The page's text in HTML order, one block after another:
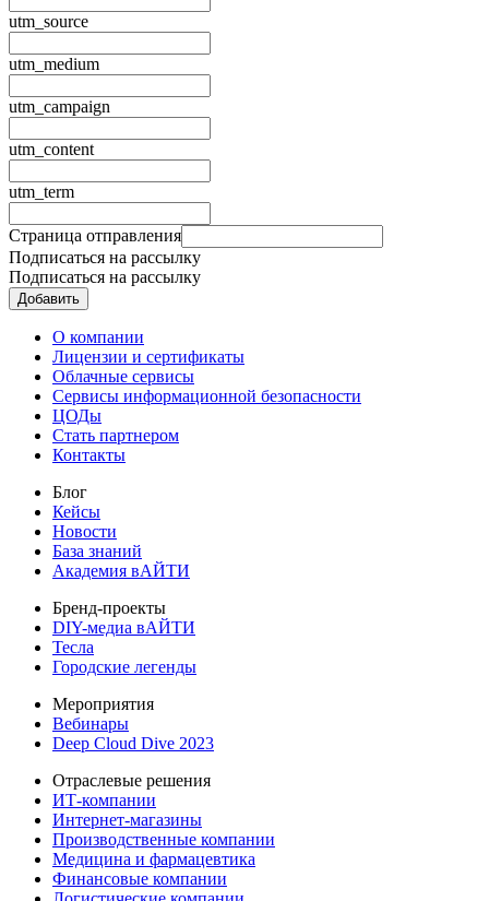
utm_source
utm_medium
utm_campaign
utm_content
utm_term
Страница отправления
Подписаться на рассылку
Подписаться на рассылку
О компании
Лицензии и сертификаты
Облачные сервисы
Сервисы информационной безопасности
ЦОДы
Стать партнером
Контакты
Блог
Кейсы
Новости
База знаний
Академия вАЙТИ
Бренд-проекты
DIY-медиа вАЙТИ
Тесла
Городские легенды
Мероприятия
Вебинары
Deep Cloud Dive 2023
Отраслевые решения
ИТ-компании
Интернет-магазины
Производственные компании
Медицина и фармацевтика
Финансовые компании